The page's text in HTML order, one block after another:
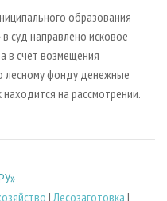
образования
суд направлено исковое
в счет возмещения
лесному фонду денежные
находится на рассмотрении.
|Лесозаготовка |